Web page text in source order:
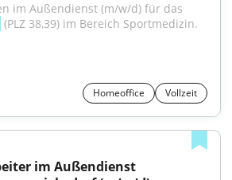
im Außendienst (m/w/d) für das
(PLZ 38,39) im Bereich Sportmedizin.
Homeoffice Vollzeit
im Außendienst